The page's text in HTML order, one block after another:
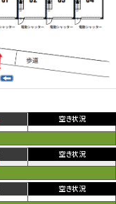
ご利用中
ご利用中
ご利用中